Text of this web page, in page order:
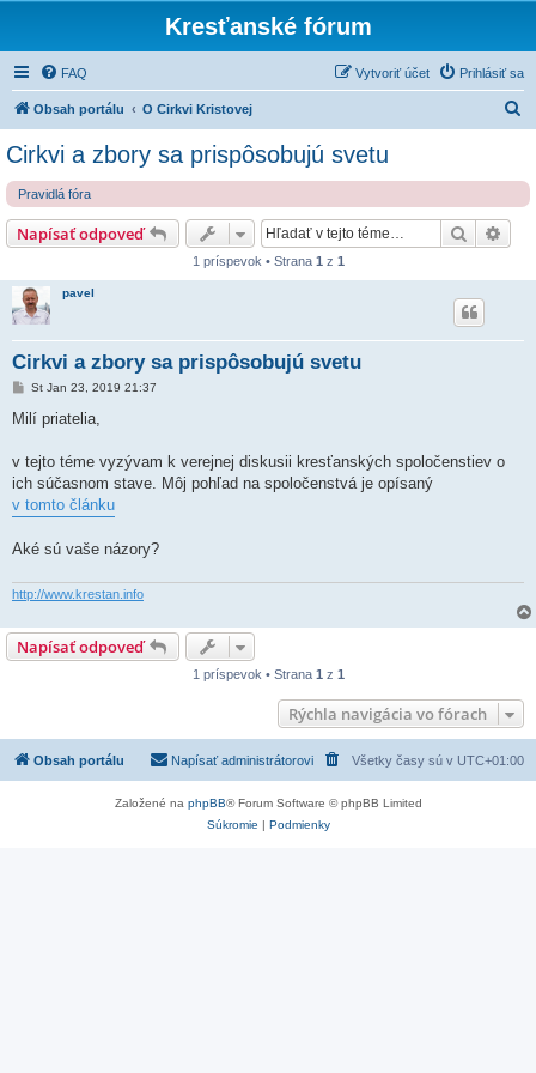
Kresťanské fórum
FAQ Prihlásiť sa
Vytvoriť účet
Obsah portálu O Cirkvi Kristovej
Cirkvi a zbory sa prispôsobujú svetu
Pravidlá fóra
Napísať odpoveď Hľadať
1 príspevok • Strana 1 z 1
pavel
Cirkvi a zbory sa prispôsobujú svetu
P
í
e
o
k
St Jan 23, 2019 21:37
Milí priatelia,
v tejto téme vyzývam k verejnej diskusii kresťanských spoločenstiev o
ich súčasnom stave. Môj pohľad na spoločenstvá je opísaný
v tomto článku
Aké sú vaše názory?
http://www.krestan.info
Napísať odpoveď
1 príspevok • Strana 1 z 1
Rýchla navigácia vo fórach
Obsah portálu Všetky časy sú v UTC+01:00
Napísať administrátorovi
Založené na phpBB® Forum Software © phpBB Limited
Súkromie | Podmienky